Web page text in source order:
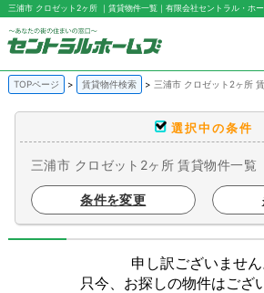
三浦市 クロゼット2ヶ所 ｜賃貸物件一覧｜有限会社セントラル・ホ
TOPページ 賃貸物件検索 三浦市 クロゼット2ヶ所
選択中の条件
三浦市 クロゼット2ヶ所 賃貸物件一覧
条件を変更
申し訳ございません
只今、お探しの物件はござ